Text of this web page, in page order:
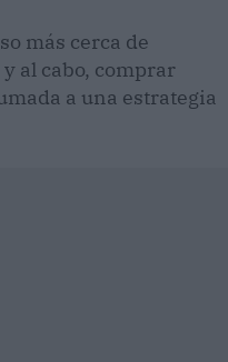
más cerca de
y al cabo, comprar
a una estrategia